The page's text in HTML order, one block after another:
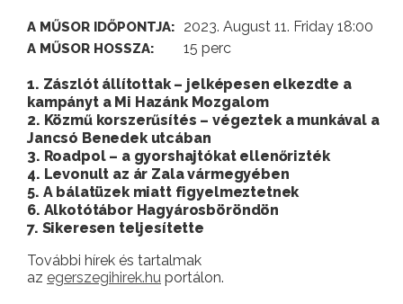
A MŰSOR IDŐPONTJA: 2023. August 11. Friday 18:00
A MŰSOR HOSSZA: 15 perc
1. Zászlót állítottak – jelképesen elkezdte a
kampányt a Mi Hazánk Mozgalom
2. Közmű korszerűsítés – végeztek a munkával a
Jancsó Benedek utcában
3. Roadpol – a gyorshajtókat ellenőrizték
4. Levonult az ár Zala vármegyében
5. A bálatüzek miatt figyelmeztetnek
6. Alkotótábor Hagyárosböröndön
7. Sikeresen teljesítette
További hírek és tartalmak
az egerszegihirek.hu portálon.